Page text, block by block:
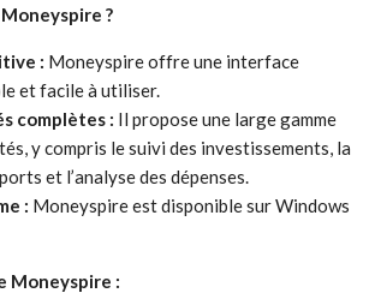
?
: Moneyspire offre une interface
et facile à utiliser.
complètes : Il propose une large gamme
y compris le suivi des investissements, la
et l’analyse des dépenses.
: Moneyspire est disponible sur Windows
Moneyspire :